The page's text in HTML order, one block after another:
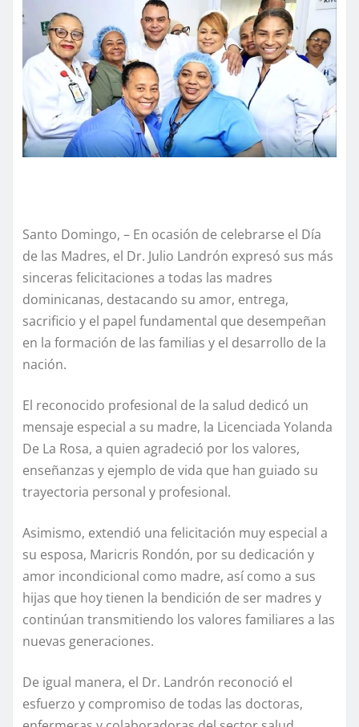
Santo Domingo, – En ocasión de celebrarse el Día
de las Madres, el Dr. Julio Landrón expresó sus más
sinceras felicitaciones a todas las madres
dominicanas, destacando su amor, entrega,
sacrificio y el papel fundamental que desempeñan
en la formación de las familias y el desarrollo de la
nación.
El reconocido profesional de la salud dedicó un
mensaje especial a su madre, la Licenciada Yolanda
De La Rosa, a quien agradeció por los valores,
enseñanzas y ejemplo de vida que han guiado su
trayectoria personal y profesional.
Asimismo, extendió una felicitación muy especial a
su esposa, Maricris Rondón, por su dedicación y
amor incondicional como madre, así como a sus
hijas que hoy tienen la bendición de ser madres y
continúan transmitiendo los valores familiares a las
nuevas generaciones.
De igual manera, el Dr. Landrón reconoció el
esfuerzo y compromiso de todas las doctoras,